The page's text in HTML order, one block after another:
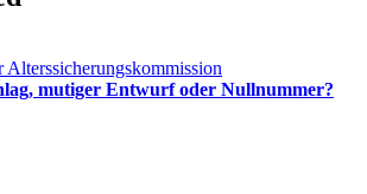
Alterssicherungskommission
mutiger Entwurf oder Nullnummer?